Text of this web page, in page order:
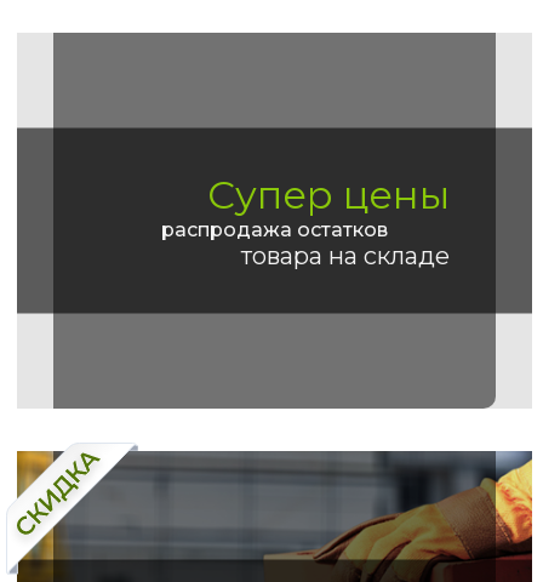
Супер цены
распродажа остатков
товара на складе